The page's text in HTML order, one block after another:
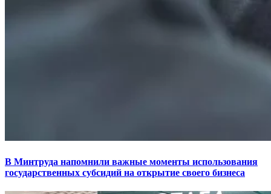
В Минтруда напомнили важные моменты использования
государственных субсидий на открытие своего бизнеса